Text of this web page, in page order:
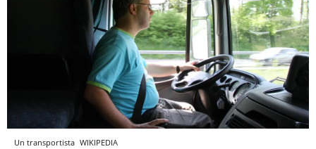
Un transportista WIKIPEDIA